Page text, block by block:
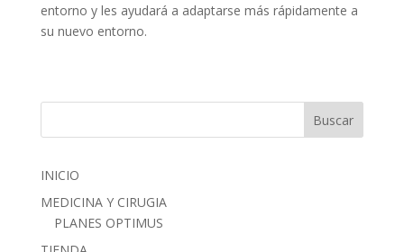
entorno y les ayudará a adaptarse más rápidamente a
su nuevo entorno.
INICIO
MEDICINA Y CIRUGIA
PLANES OPTIMUS